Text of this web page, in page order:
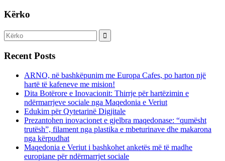
Kërko
Recent Posts
ARNO, në bashkëpunim me Europa Cafes, po harton një
hartë të kafeneve me mision!
Dita Botërore e Inovacionit: Thirrje për hartëzimin e
ndërmarrjeve sociale nga Maqedonia e Veriut
Edukim për Qytetarinë Digjitale
Prezantohen inovacionet e gjelbra maqedonase: “qumësht
trutësh”, filament nga plastika e mbeturinave dhe makarona
nga kërpudhat
Maqedonia e Veriut i bashkohet anketës më të madhe
europiane për ndërmarrjet sociale